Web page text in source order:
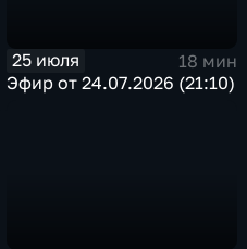
25 июля
18 мин
Эфир от 24.07.2026 (21:10)